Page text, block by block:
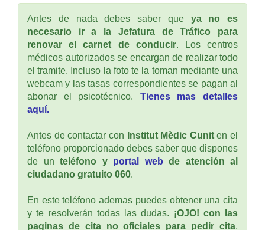
Antes de nada debes saber que ya no es
necesario ir a la Jefatura de Tráfico para
renovar el carnet de conducir. Los centros
médicos autorizados se encargan de realizar todo
el tramite. Incluso la foto te la toman mediante una
webcam y las tasas correspondientes se pagan al
abonar el psicotécnico. Tienes mas detalles
aquí.
Antes de contactar con Institut Mèdic Cuniten el
teléfono proporcionado debes saber que dispones
de un teléfono y portal web de atención al
ciudadano gratuito 060.
En este teléfono ademas puedes obtener una cita
y te resolverán todas las dudas. ¡OJO! con las
paginas de cita no oficiales para pedir cita,